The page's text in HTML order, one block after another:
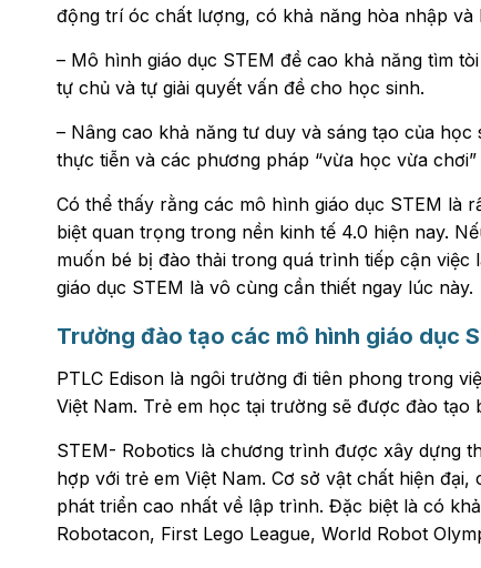
động trí óc chất lượng, có khả năng hòa nhập và
– Mô hình giáo dục STEM đề cao khả năng tìm
tự chủ và tự giải quyết vấn đề cho học sinh.
– Nâng cao khả năng tư duy và sáng tạo của
thực tiễn và các phương pháp “vừa học vừa
Có thể thấy rằng các mô hình giáo dục STEM là
biệt quan trọng trong nền kinh tế 4.0 hiện nay.
muốn bé bị đào thải trong quá trình tiếp cận
giáo dục STEM là vô cùng cần thiết ngay lúc này.
Trường đào tạo các mô hình giáo dục
PTLC Edison là ngôi trường đi tiên phong trong
Việt Nam. Trẻ em học tại trường sẽ được đào tạo
STEM- Robotics là chương trình được xây dựng
hợp với trẻ em Việt Nam. Cơ sở vật chất hiện
phát triển cao nhất về lập trình. Đặc biệt là có
Robotacon, First Lego League, World Robot